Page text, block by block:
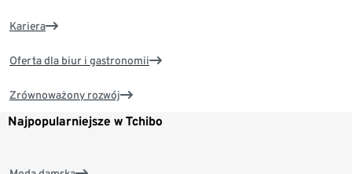
Kariera
Oferta dla biur i gastronomii
Zrównoważony rozwój
Najpopularniejsze w Tchibo